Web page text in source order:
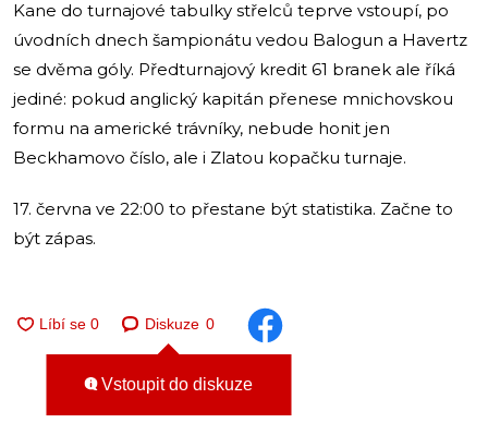
Kane do turnajové tabulky střelců teprve vstoupí, po
úvodních dnech šampionátu vedou Balogun a Havertz
se dvěma góly. Předturnajový kredit 61 branek ale říká
jediné: pokud anglický kapitán přenese mnichovskou
formu na americké trávníky, nebude honit jen
Beckhamovo číslo, ale i Zlatou kopačku turnaje.
17. června ve 22:00 to přestane být statistika. Začne to
být zápas.
Diskuze 0
Vstoupit do diskuze